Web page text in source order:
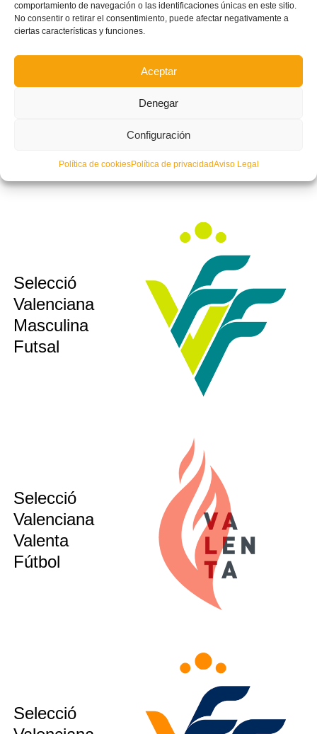
comportamiento de navegación o las identificaciones únicas en este sitio.
No consentir o retirar el consentimiento, puede afectar negativamente a
ciertas características y funciones.
Aceptar
Denegar
Configuración
Política de cookiesPolítica de privacidadAviso Legal
Valenciana
Selecció
Valenciana
Masculina
Futsal
Selecció
Valenciana
Valenta
Fútbol
Selecció